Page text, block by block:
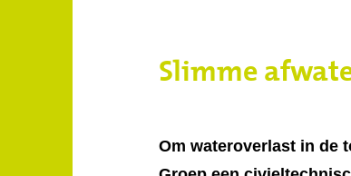
Slimme
Om wateroverlast in de